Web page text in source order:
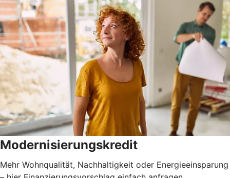
Modernisierungskredit
Mehr Wohnqualität, Nachhaltigkeit oder Energieeinsparung